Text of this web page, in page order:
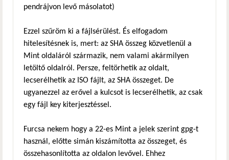
pendrájvon levő másolatot)
Ezzel szűröm ki a fájlsérülést. És elfogadom
hitelesítésnek is, mert: az SHA összeg közvetlenül a
Mint oldaláról származik, nem valami akármilyen
letöltő oldalról. Persze, feltörhetik az oldalt,
lecserélhetik az ISO fájlt, az SHA összeget. De
ugyanezzel az erővel a kulcsot is lecserélhetik, az csak
egy fájl key kiterjesztéssel.
Furcsa nekem hogy a 22-es Mint a jelek szerint gpg-t
használ, előtte simán kiszámította az összeget, és
összehasonlította az oldalon levővel. Ehhez